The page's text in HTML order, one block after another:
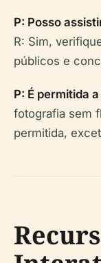
P: Posso
R: Sim,
públicos e
P: É permitida
fotografia sem
permitida,